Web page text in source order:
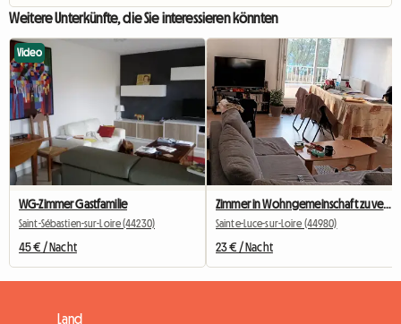
Weitere Unterkünfte, die Sie interessieren könnten
Video
WG-Zimmer Gastfamilie
Saint-Sébastien-sur-Loire (44230)
45 € / Nacht
Zimmer in Wohngemeinschaft zu vermieten
Sainte-Luce-sur-Loire (44980)
23 € / Nacht
Land